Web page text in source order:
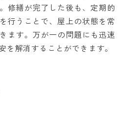
修繕が完了した後も、定期的
行うことで、屋上の状態を常
ます。万が一の問題にも迅速
を解消することができます。